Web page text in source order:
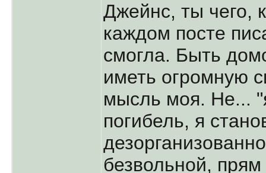
Джейнс, ты чего,
каждом посте
смогла. Быть
иметь огромную
мысль моя. Не...
погибель, я
безвольной,